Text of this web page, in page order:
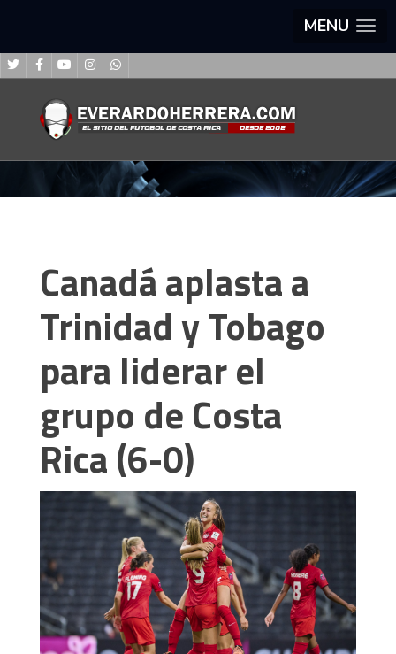
MENU
Canadá aplasta a
Trinidad y Tobago
para liderar el
grupo de Costa
Rica (6-0)